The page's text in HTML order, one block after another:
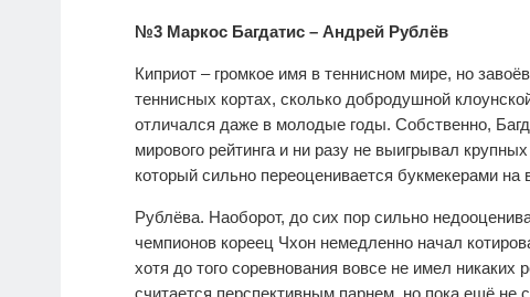
№3 Маркос Багдатис – Андрей Рублёв
Киприот – громкое имя в теннисном мире, но
теннисных кортах, сколько добродушной
отличался даже в молодые годы. Собственно,
мирового рейтинга и ни разу не выигрывал
который сильно переоценивается букмекерами на
Рублёва. Наоборот, до сих пор сильно
чемпионов кореец Чхон немедленно начал
хотя до того соревнования вовсе не имел
считается перспективным парнем, но пока ещё